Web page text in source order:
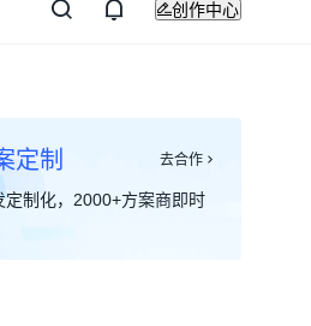
创作中心
定制 去合作
定制化，2000+方案商即时